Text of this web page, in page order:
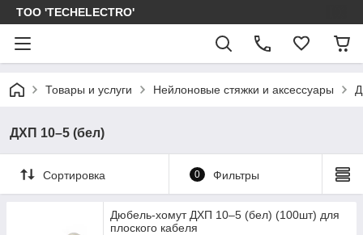
ТОО 'TECHELECTRO'
Товары и услуги Нейлоновые стяжки и аксессуары
ДХП 10–5 (бел)
Сортировка 0 Фильтры
Дюбель-хомут ДХП 10–5 (бел) (100шт) для
плоского кабеля